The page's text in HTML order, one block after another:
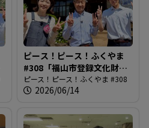
ピース！ピース！ふくやま
#308「福山市登録文化財制
度創設」
ピース！ピース！ふくやま #308
2026/06/14